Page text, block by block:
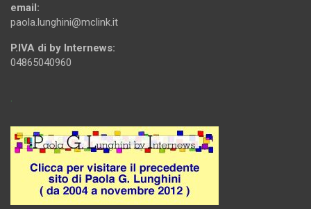
email:
paola.lunghini@mclink.it
P.IVA di by Internews:
04865040960
.